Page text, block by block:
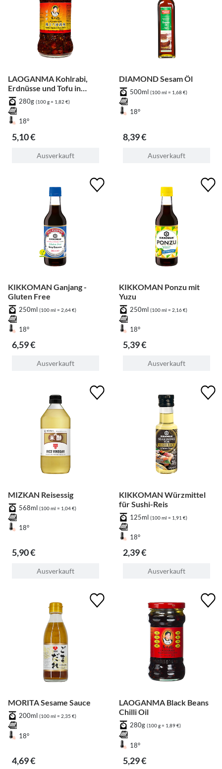
LAOGANMA Kohlrabi,
Erdnüsse und Tofu in
Chiliöl
280g (100 g = 1,82 €)
18°
5,10 €
Ausverkauft
DIAMOND Sesam Öl
500ml (100 ml = 1,68 €)
18°
8,39 €
Ausverkauft
KIKKOMAN Ganjang -
Gluten Free
250ml (100 ml = 2,64 €)
18°
6,59 €
Ausverkauft
KIKKOMAN Ponzu mit
Yuzu
250ml (100 ml = 2,16 €)
18°
5,39 €
Ausverkauft
MIZKAN Reisessig
568ml (100 ml = 1,04 €)
18°
5,90 €
Ausverkauft
KIKKOMAN Würzmittel
für Sushi-Reis
125ml (100 ml = 1,91 €)
18°
2,39 €
Ausverkauft
MORITA Sesame Sauce
200ml (100 ml = 2,35 €)
18°
4,69 €
LAOGANMA Black Beans
Chilli Oil
280g (100 g = 1,89 €)
18°
5,29 €